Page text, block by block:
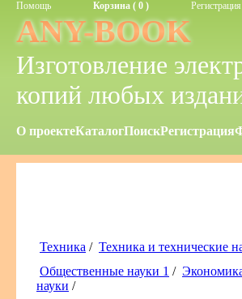
Помощь Корзина ( 0 ) Регистрация
ANY-BOOK
Изготовление
копий любых
О проектеКаталогПоискРегистрация
Техника / Техника и технические
Общественные науки 1 /
науки /